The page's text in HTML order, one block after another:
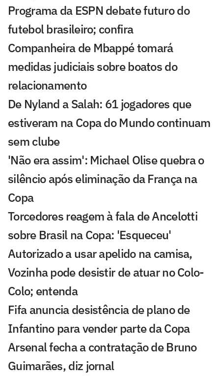
Programa da ESPN debate futuro do
futebol brasileiro; confira
Companheira de Mbappé tomará
medidas judiciais sobre boatos do
relacionamento
De Nyland a Salah: 61 jogadores que
estiveram na Copa do Mundo continuam
sem clube
'Não era assim': Michael Olise quebra o
silêncio após eliminação da França na
Copa
Torcedores reagem à fala de Ancelotti
sobre Brasil na Copa: 'Esqueceu'
Autorizado a usar apelido na camisa,
Vozinha pode desistir de atuar no Colo-
Colo; entenda
Fifa anuncia desistência de plano de
Infantino para vender parte da Copa
Arsenal fecha a contratação de Bruno
Guimarães, diz jornal